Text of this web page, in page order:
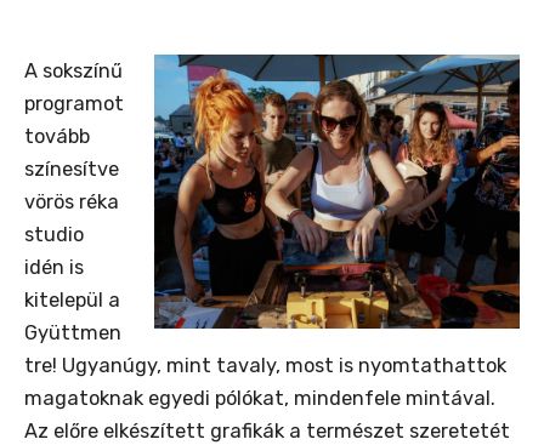
A sokszínű
programot
tovább
színesítve
vörös réka
studio
idén is
kitelepül a
Gyüttmen
tre! Ugyanúgy, mint tavaly, most is nyomtathattok
magatoknak egyedi pólókat, mindenfele mintával.
Az előre elkészített grafikák a természet szeretetét